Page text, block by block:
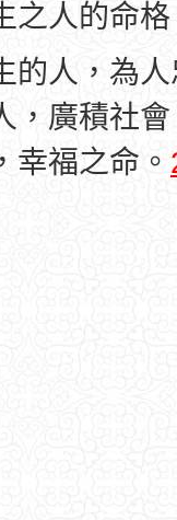
之人的命
的人，為
，廣積社
幸福之命。